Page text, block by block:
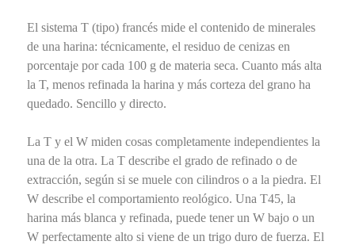
El sistema T (tipo) francés mide el contenido de minerales
de una harina: técnicamente, el residuo de cenizas en
porcentaje por cada 100 g de materia seca. Cuanto más alta
la T, menos refinada la harina y más corteza del grano ha
quedado. Sencillo y directo.
La T y el W miden cosas completamente independientes la
una de la otra. La T describe el grado de refinado o de
extracción, según si se muele con cilindros o a la piedra. El
W describe el comportamiento reológico. Una T45, la
harina más blanca y refinada, puede tener un W bajo o un
W perfectamente alto si viene de un trigo duro de fuerza. El